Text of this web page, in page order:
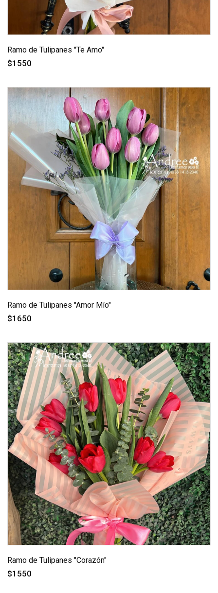
Ramo de Tulipanes "Te Amo"
$1550
Ramo de Tulipanes "Amor Mío"
$1650
Ramo de Tulipanes "Corazón"
$1550